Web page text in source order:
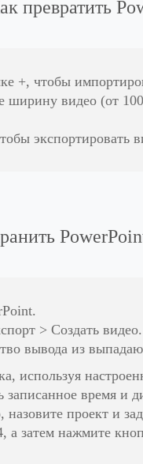
превратить
+, чтобы
ширину видео (от
экспортировать
> Создать видео.
вывода из
используя
время и
проект и
затем нажмите